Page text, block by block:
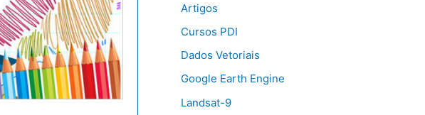
Artigos
Cursos PDI
Dados Vetoriais
Google Earth Engine
Landsat-9